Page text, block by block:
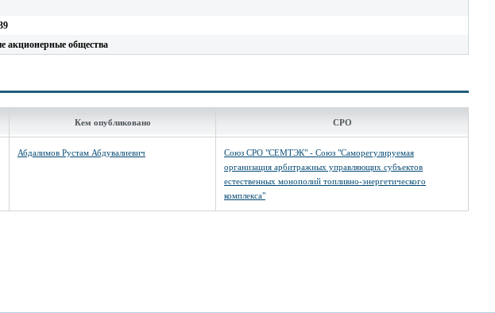
акционерные общества
Кем опубликовано СРО
Абдалимов Рустам Абдувалиевич
Союз СРО "СЕМТЭК" - Союз "Саморегулируемая
организация арбитражных управляющих субъектов
естественных монополий топливно-энергетического
комплекса"